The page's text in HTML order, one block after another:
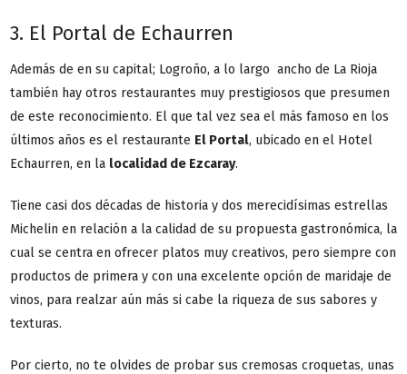
3. El Portal de Echaurren
Además de en su capital; Logroño, a lo largo ancho de La Rioja
también hay otros restaurantes muy prestigiosos que presumen
de este reconocimiento. El que tal vez sea el más famoso en los
últimos años es el restaurante El Portal, ubicado en el Hotel
Echaurren, en la localidad de Ezcaray.
Tiene casi dos décadas de historia y dos merecidísimas estrellas
Michelin en relación a la calidad de su propuesta gastronómica, la
cual se centra en ofrecer platos muy creativos, pero siempre con
productos de primera y con una excelente opción de maridaje de
vinos, para realzar aún más si cabe la riqueza de sus sabores y
texturas.
Por cierto, no te olvides de probar sus cremosas croquetas, unas